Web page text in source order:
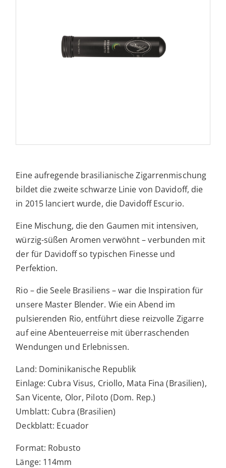
Eine aufregende brasilianische Zigarrenmischung
bildet die zweite schwarze Linie von Davidoff, die
in 2015 lanciert wurde, die Davidoff Escurio.
Eine Mischung, die den Gaumen mit intensiven,
würzig-süßen Aromen verwöhnt – verbunden mit
der für Davidoff so typischen Finesse und
Perfektion.
Rio – die Seele Brasiliens – war die Inspiration für
unsere Master Blender. Wie ein Abend im
pulsierenden Rio, entführt diese reizvolle Zigarre
auf eine Abenteuerreise mit überraschenden
Wendungen und Erlebnissen.
Land: Dominikanische Republik
Einlage: Cubra Visus, Criollo, Mata Fina (Brasilien),
San Vicente, Olor, Piloto (Dom. Rep.)
Umblatt: Cubra (Brasilien)
Deckblatt: Ecuador
Format: Robusto
Länge: 114mm